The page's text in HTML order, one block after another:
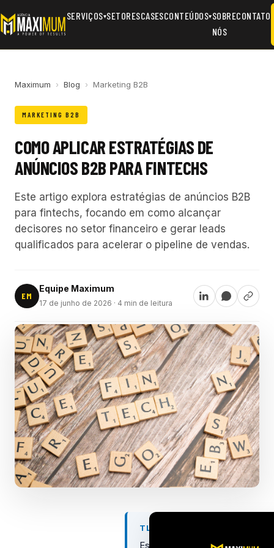
SERVIÇOS▾SETORESCASESCONTEÚDOS▾SOBRE
NÓS
CONTATO
Maximum › Blog › Marketing B2B
MARKETING B2B
COMO APLICAR ESTRATÉGIAS DE
ANÚNCIOS B2B PARA FINTECHS
Este artigo explora estratégias de anúncios B2B
para fintechs, focando em como alcançar
decisores no setor financeiro e gerar leads
qualificados para acelerar o pipeline de vendas.
EM
Equipe Maximum
17 de junho de 2026 · 4 min de leitura
TL;DR
Estratégias